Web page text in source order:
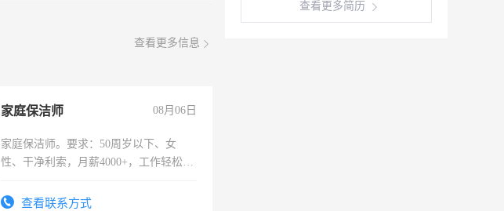
查看更多信息
家庭保洁师 08月06日
家庭保洁师。要求：50周岁以下、女
性、干净利索，月薪4000+，工作轻松，
太太等。查看联系方式
查看更多简历